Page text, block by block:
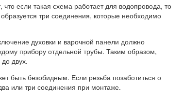
если такая схема работает для водопровода, то
три соединения, которые необходимо
духовки и варочной панели должно
прибору отдельной трубы. Таким образом,
двух.
быть безобидным. Если резьба позаботиться о
или три соединения при монтаже.